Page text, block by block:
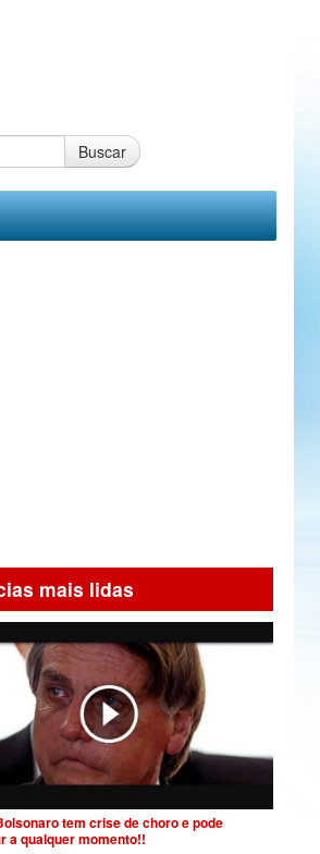
Buscar
mais lidas
tem crise de choro e pode
a qualquer momento!!